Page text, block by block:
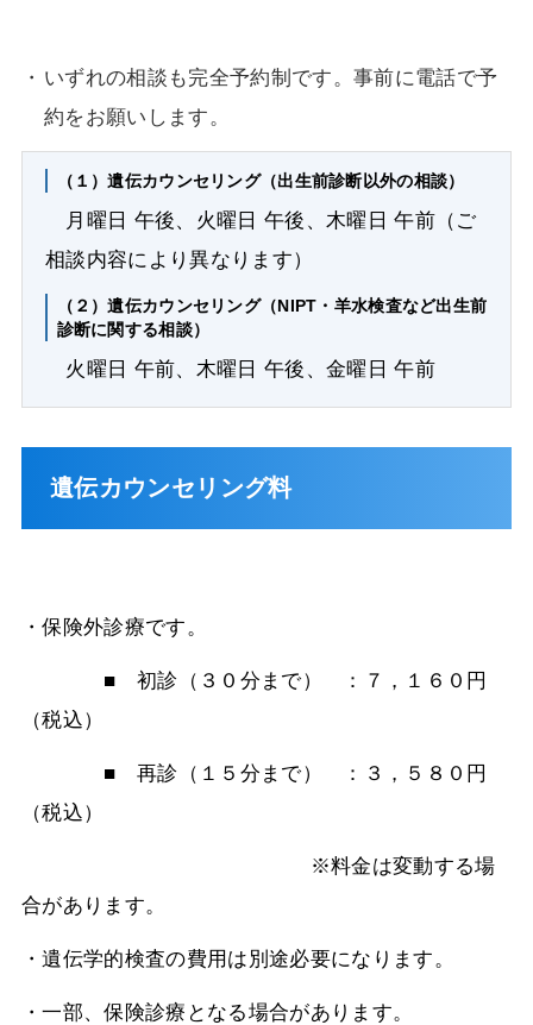
いずれの相談も完全予約制です。事前に電話で予
約をお願いします。
（１）遺伝カウンセリング（出生前診断以外の相談）
月曜日 午後、火曜日 午後、木曜日 午前（ご
相談内容により異なります）
（２）遺伝カウンセリング（NIPT・羊水検査など出生前
診断に関する相談）
火曜日 午前、木曜日 午後、金曜日 午前
遺伝カウンセリング料
・保険外診療です。
■ 初診（３０分まで） ：７，１６０円
（税込）
■ 再診（１５分まで） ：３，５８０円
（税込）
※料金は変動する場
合があります。
・遺伝学的検査の費用は別途必要になります。
・一部、保険診療となる場合があります。